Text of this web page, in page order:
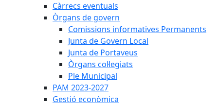
Càrrecs eventuals
Òrgans de govern
Comissions informatives Permanents
Junta de Govern Local
Junta de Portaveus
Òrgans col·legiats
Ple Municipal
PAM 2023-2027
Gestió econòmica